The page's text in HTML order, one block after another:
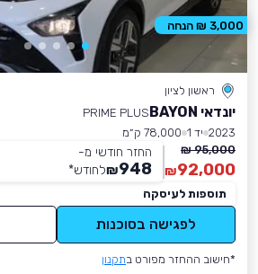
ראשון לציון
יונדאי BAYON
PRIME PLUS
2023 יד 1
78,000 ק״מ
95,000 ₪
92,000
₪
החזר חודשי מ-
948
₪לחודש*
תוספות לעיסקה
לפגישה בסוכנות
*חישוב ההחזר מפורט בתקנון
3,000 ₪ הנחה